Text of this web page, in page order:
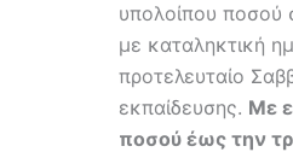
υπολοίπου ποσού
με καταληκτική
προτελευταίο
εκπαίδευσης. Με
ποσού έως την